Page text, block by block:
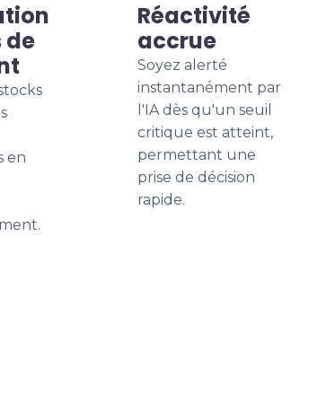
de
en
Réactivité
accrue
Soyez alerté
instantanément par
l'IA dès qu'un seuil
critique est atteint,
permettant une
prise de décision
rapide.